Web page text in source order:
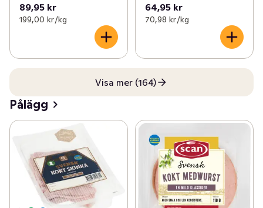
89,95 kr
199,00 kr /kg
64,95 kr
70,98 kr /kg
Visa mer (164)
Pålägg